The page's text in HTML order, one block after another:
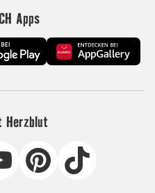
Apps
Herzblut